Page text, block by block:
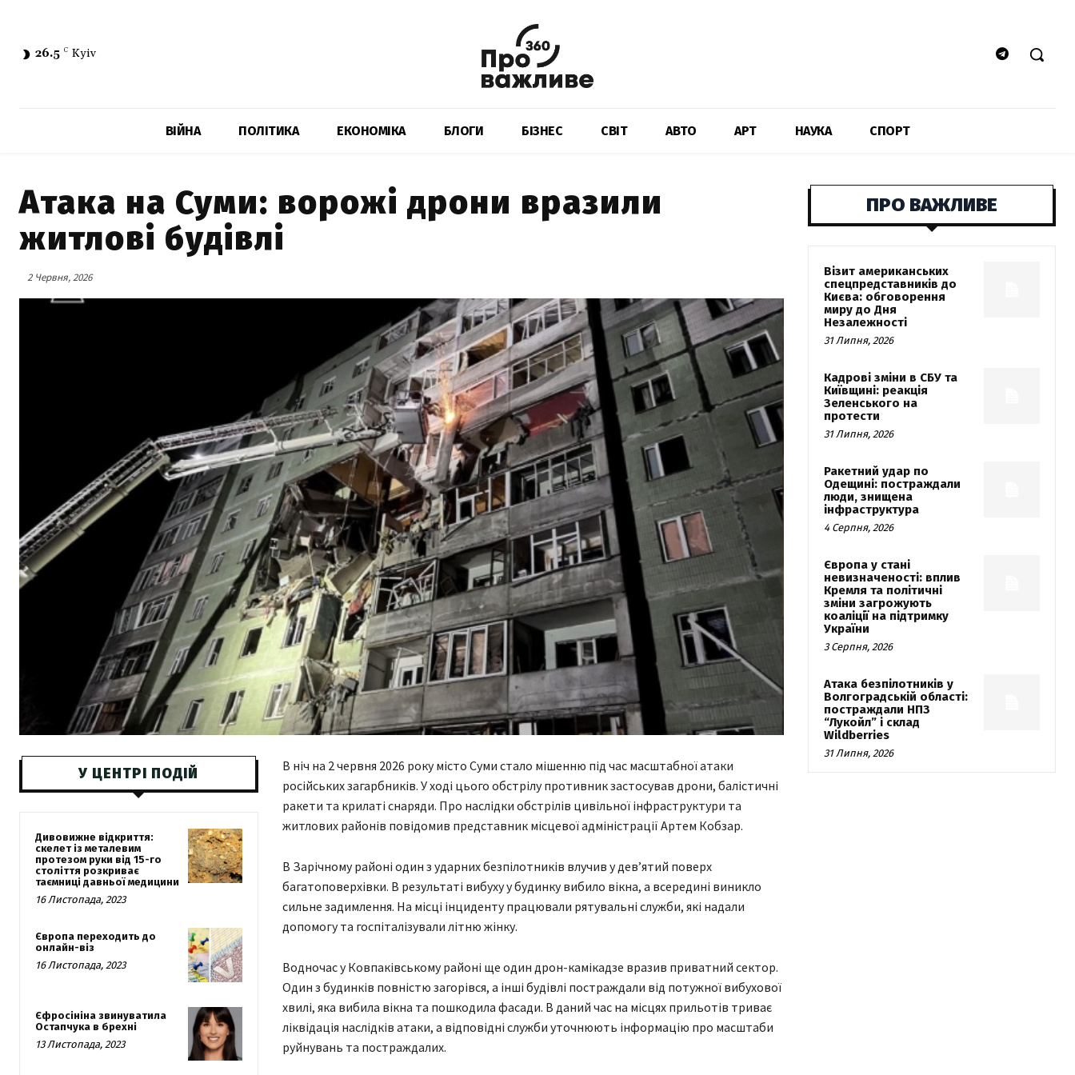
26.5 C Kyiv
ВІЙНА ПОЛІТИКА ЕКОНОМІКА БЛОГИ БІЗНЕС СВІТ АВТО АРТ НАУКА СПОРТ
Атака на Суми: ворожі дрони вразили
житлові будівлі
2 Червня, 2026
У ЦЕНТРІ ПОДІЙ
Дивовижне відкриття:
скелет із металевим
протезом руки від 15-го
століття розкриває
таємниці давньої медицини
16 Листопада, 2023
Європа переходить до
онлайн-віз
16 Листопада, 2023
Єфросініна звинуватила
Остапчука в брехні
13 Листопада, 2023
В ніч на 2 червня 2026 року місто Суми стало мішенню під час масштабної атаки
російських загарбників. У ході цього обстрілу противник застосував дрони, балістичні
ракети та крилаті снаряди. Про наслідки обстрілів цивільної інфраструктури та
житлових районів повідомив представник місцевої адміністрації Артем Кобзар.
В Зарічному районі один з ударних безпілотників влучив у дев’ятий поверх
багатоповерхівки. В результаті вибуху у будинку вибило вікна, а всередині виникло
сильне задимлення. На місці інциденту працювали рятувальні служби, які надали
допомогу та госпіталізували літню жінку.
Водночас у Ковпаківському районі ще один дрон-камікадзе вразив приватний сектор.
Один з будинків повністю загорівся, а інші будівлі постраждали від потужної вибухової
хвилі, яка вибила вікна та пошкодила фасади. В даний час на місцях прильотів триває
ліквідація наслідків атаки, а відповідні служби уточнюють інформацію про масштаби
руйнувань та постраждалих.
ПРО ВАЖЛИВЕ
Візит американських
спецпредставників до
Києва: обговорення
миру до Дня
Незалежності
31 Липня, 2026
Кадрові зміни в СБУ та
Київщині: реакція
Зеленського на
протести
31 Липня, 2026
Ракетний удар по
Одещині: постраждали
люди, знищена
інфраструктура
4 Серпня, 2026
Європа у стані
невизначеності: вплив
Кремля та політичні
зміни загрожують
коаліції на підтримку
України
3 Серпня, 2026
Атака безпілотників у
Волгоградській області:
постраждали НПЗ
“Лукойл” і склад
Wildberries
31 Липня, 2026